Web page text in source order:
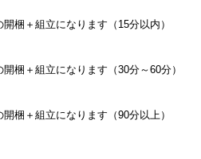
開梱＋組立になります（15分以内）
開梱＋組立になります（30分～60分）
開梱＋組立になります（90分以上）